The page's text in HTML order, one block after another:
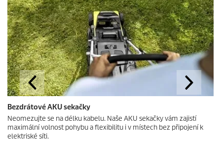
Bezdrátové AKU sekačky
Neomezujte se na délku kabelu. Naše AKU sekačky vám zajistí
maximální volnost pohybu a flexibilitu i v místech bez připojení k
elektriské síti.